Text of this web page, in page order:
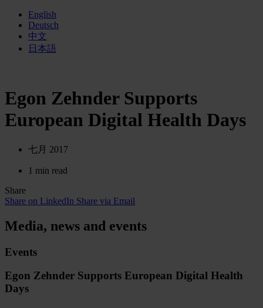
English
Deutsch
中文
日本語
Egon Zehnder Supports
European Digital Health Days
七月 2017
1 min read
Share
Share on LinkedIn Share via Email
Media, news and events
Events
Egon Zehnder Supports European Digital Health
Days